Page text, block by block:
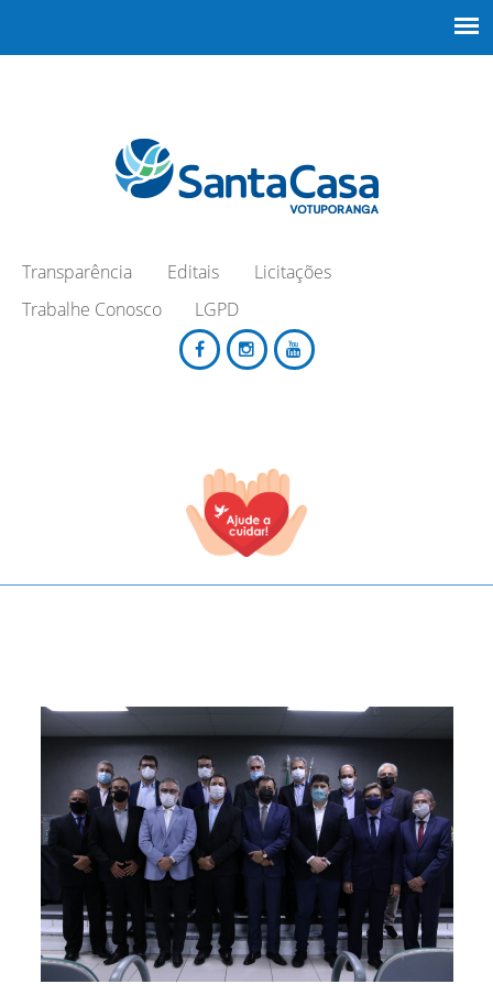
Transparência Editais
Licitações
Trabalhe Conosco
LGPD
TODOS OS CAMPOS SÃO OBRIGATÓRIOS.